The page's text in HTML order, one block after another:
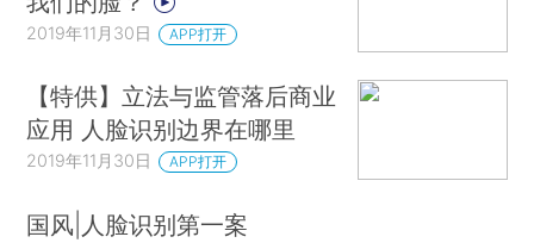
2019年11月30日 APP打开
【特供】立法与监管落后商业
应用 人脸识别边界在哪里
2019年11月30日 APP打开
国风|人脸识别第一案